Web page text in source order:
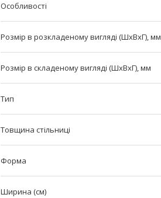
Особливості
Розмір в розкладеному вигляді (ШxВxГ), мм
Розмір в складеному вигляді (ШxВxГ), мм
Тип
Товщина стільниці
Форма
Ширина (см)